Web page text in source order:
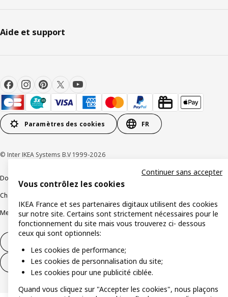
Aide et support
Paramètres des cookies FR
© Inter IKEA Systems B.V 1999-2026
Documents juridiques et informations légales
Charte de protection des données
Mentions légales Alertes fraudeRappel produitAccessibilité : non conforme
Formulaire de rétractation – services
Vous contrôlez les cookies
IKEA France et ses partenaires digitaux utilisent des cookies
sur notre site. Certains sont strictement nécessaires pour le
fonctionnement du site mais vous trouverez ci- dessous
ceux qui sont optionnels:
Les cookies de performance;
Les cookies de personnalisation du site;
Les cookies pour une publicité ciblée.
Quand vous cliquez sur "Accepter les cookies", nous plaçons
Continuer sans accepter